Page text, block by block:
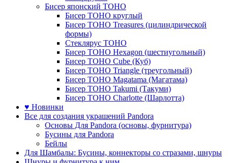
Бисер японский TOHO
Бисер TOHO круглый
Бисер TOHO Treasures (цилиндрической
формы)
Стеклярус TOHO
Бисер TOHO Hexagon (шестиугольный)
Бисер TOHO Cube (Куб)
Бисер TOHO Triangle (треугольный)
Бисер TOHO Magatama (Магатама)
Бисер TOHO Takumi (Такуми)
Бисер TOHO Charlotte (Шарлотта)
♥ Новинки
Все для создания украшений Pandora
Основы Для Pandora (основы, фурнитура)
Бусины для Pandora
Бейлы
Для Шамбалы: Бусины, коннекторы со стразами, шнуры